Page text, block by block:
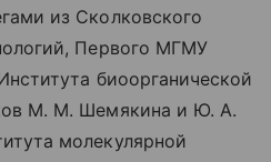
из Сколковского
Первого МГМУ
биоорганической
М. М. Шемякина и Ю. А.
молекулярной